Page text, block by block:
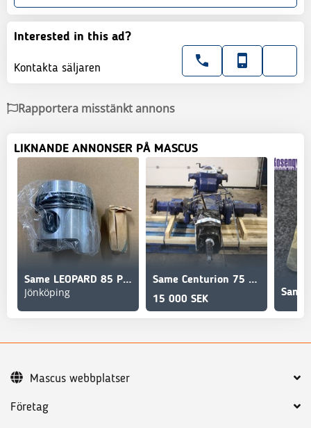
Interested in this ad?
Kontakta säljaren
Rapportera misstänkt annons
LIKNANDE ANNONSER PÅ MASCUS
Same LEOPARD 85 Piston 0.044.0060.6/10, 004400606
Jönköping
Same Centurion 75 DT
15 000 SEK
Företag
Mascus webbplatser